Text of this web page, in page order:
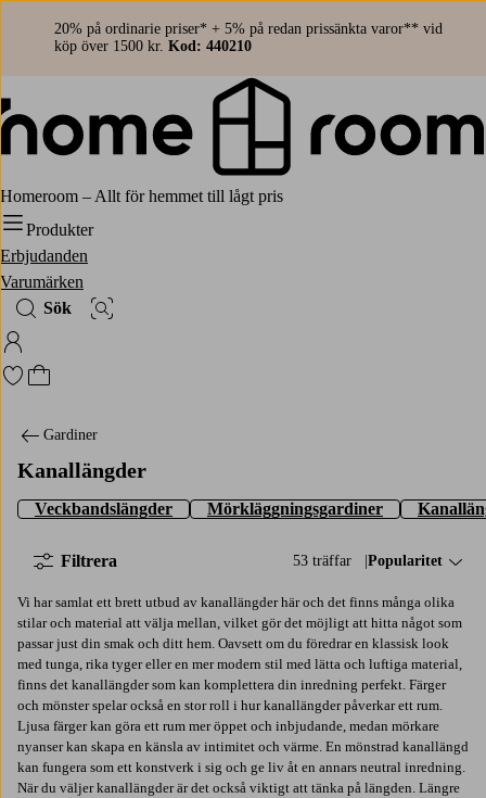
20% på ordinarie priser* + 5% på redan prissänkta varor** vid
köp över 1500 kr. Kod: 440210
Homeroom – Allt för hemmet till lågt pris
Produkter
Erbjudanden
Varumärken
Sök
Bildsök
Logga in på Homeroom
Gå till favoritmarkerade produkter
Gå till kundvagnen
Gardiner
Kanallängder
Veckbandslängder Mörkläggningsgardiner
53 träffar Sortera på:
Popularitet
Filtrera
Vi har samlat ett brett utbud av kanallängder här och det finns många olika
stilar och material att välja mellan, vilket gör det möjligt att hitta något som
passar just din smak och ditt hem. Oavsett om du föredrar en klassisk look
med tunga, rika tyger eller en mer modern stil med lätta och luftiga material,
finns det kanallängder som kan komplettera din inredning perfekt. Färger
och mönster spelar också en stor roll i hur kanallängder påverkar ett rum.
Ljusa färger kan göra ett rum mer öppet och inbjudande, medan mörkare
nyanser kan skapa en känsla av intimitet och värme. En mönstrad kanallängd
kan fungera som ett konstverk i sig och ge liv åt en annars neutral inredning.
När du väljer kanallängder är det också viktigt att tänka på längden. Längre